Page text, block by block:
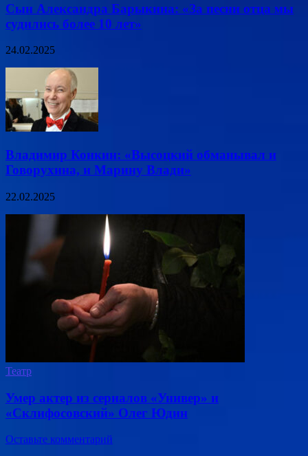
Сын Александра Барыкина: «За песни отца мы
судились более 10 лет»
24.02.2025
Владимир Конкин: «Высоцкий обманывал и
Говорухина, и Марину Влади»
22.02.2025
Театр
Умер актер из сериалов «Универ» и
«Склифосовский» Олег Юдин
Оставьте комментарий